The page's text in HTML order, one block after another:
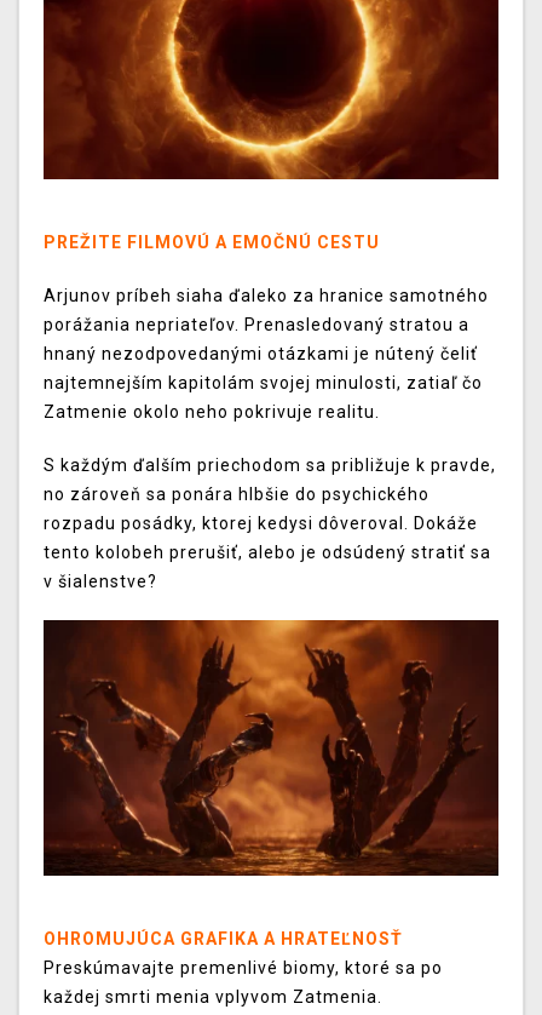
PREŽITE FILMOVÚ A EMOČNÚ CESTU
Arjunov príbeh siaha ďaleko za hranice samotného
porážania nepriateľov. Prenasledovaný stratou a
hnaný nezodpovedanými otázkami je nútený čeliť
najtemnejším kapitolám svojej minulosti, zatiaľ čo
Zatmenie okolo neho pokrivuje realitu.
S každým ďalším priechodom sa približuje k pravde,
no zároveň sa ponára hlbšie do psychického
rozpadu posádky, ktorej kedysi dôveroval. Dokáže
tento kolobeh prerušiť, alebo je odsúdený stratiť sa
v šialenstve?
OHROMUJÚCA GRAFIKA A HRATEĽNOSŤ
Preskúmavajte premenlivé biomy, ktoré sa po
každej smrti menia vplyvom Zatmenia.